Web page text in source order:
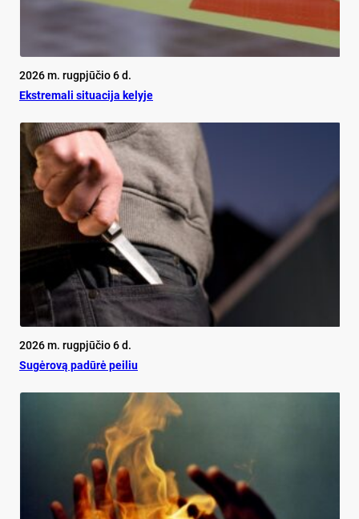
2026 m. rugpjūčio 6 d.
Ekst­re­ma­li si­tua­ci­ja ke­ly­je
2026 m. rugpjūčio 6 d.
Su­gė­ro­vą pa­dū­rė pei­liu